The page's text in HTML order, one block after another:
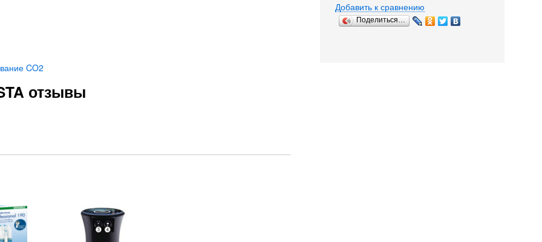
Добавить к сравнению
Поделиться…
CO2
отзывы